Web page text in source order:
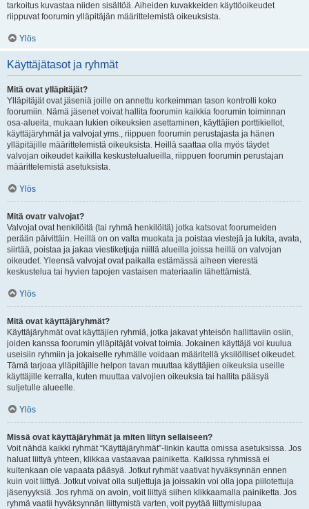
tarkoitus kuvastaa niiden sisältöä. Aiheiden kuvakkeiden käyttöoikeudet
riippuvat foorumin ylläpitäjän määrittelemistä oikeuksista.
Ylös
Käyttäjätasot ja ryhmät
Mitä ovat ylläpitäjät?
Ylläpitäjät ovat jäseniä joille on annettu korkeimman tason kontrolli koko
foorumiin. Nämä jäsenet voivat hallita foorumin kaikkia foorumin toiminnan
osa-alueita, mukaan lukien oikeuksien asettaminen, käyttäjien porttikiellot,
käyttäjäryhmät ja valvojat yms., riippuen foorumin perustajasta ja hänen
ylläpitäjille määrittelemistä oikeuksista. Heillä saattaa olla myös täydet
valvojan oikeudet kaikilla keskustelualueilla, riippuen foorumin perustajan
määrittelemistä asetuksista.
Ylös
Mitä ovatr valvojat?
Valvojat ovat henkilöitä (tai ryhmä henkilöitä) jotka katsovat foorumeiden
perään päivittäin. Heillä on on valta muokata ja poistaa viestejä ja lukita, avata,
siirtää, poistaa ja jakaa viestiketjuja niillä alueilla joissa heillä on valvojan
oikeudet. Yleensä valvojat ovat paikalla estämässä aiheen vierestä
keskustelua tai hyvien tapojen vastaisen materiaalin lähettämistä.
Ylös
Mitä ovat käyttäjäryhmät?
Käyttäjäryhmät ovat käyttäjien ryhmiä, jotka jakavat yhteisön hallittaviin osiin,
joiden kanssa foorumin ylläpitäjät voivat toimia. Jokainen käyttäjä voi kuulua
useisiin ryhmiin ja jokaiselle ryhmälle voidaan määritellä yksilölliset oikeudet.
Tämä tarjoaa ylläpitäjille helpon tavan muuttaa käyttäjien oikeuksia useille
käyttäjille kerralla, kuten muuttaa valvojien oikeuksia tai hallita pääsyä
suljetulle alueelle.
Ylös
Missä ovat käyttäjäryhmät ja miten liityn sellaiseen?
Voit nähdä kaikki ryhmät “Käyttäjäryhmät”-linkin kautta omissa asetuksissa. Jos
haluat liittyä yhteen, klikkaa vastaavaa painiketta. Kaikissa ryhmissä ei
kuitenkaan ole vapaata pääsyä. Jotkut ryhmät vaativat hyväksynnän ennen
kuin voit liittyä. Jotkut voivat olla suljettuja ja joissakin voi olla jopa piilotettuja
jäsenyyksiä. Jos ryhmä on avoin, voit liittyä siihen klikkaamalla painiketta. Jos
ryhmä vaatii hyväksynnän liittymistä varten, voit pyytää liittymislupaa